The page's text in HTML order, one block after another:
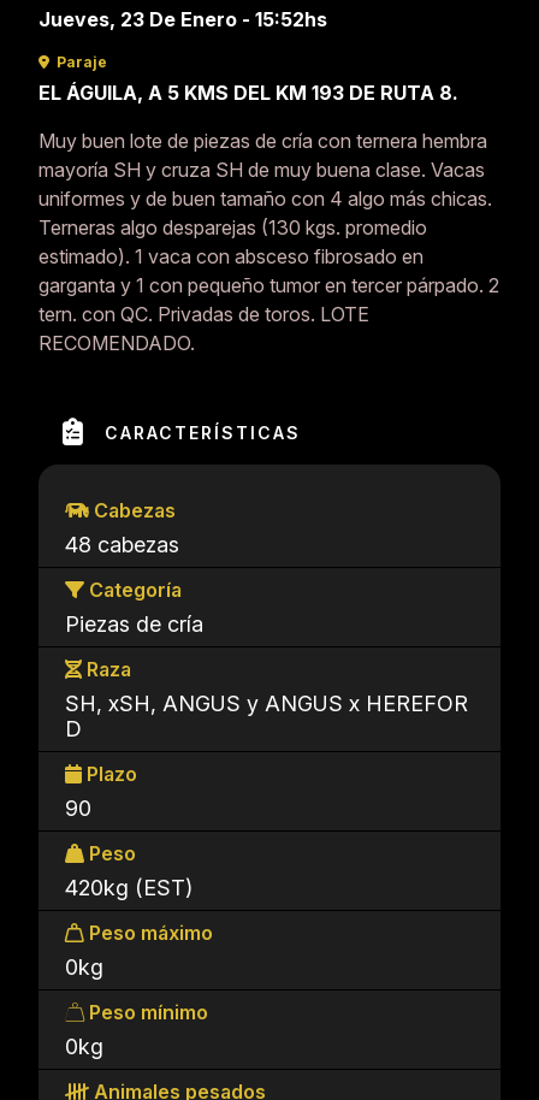
Jueves, 23 De Enero - 15:52hs
Paraje
EL ÁGUILA, A 5 KMS DEL KM 193 DE RUTA 8.
Muy buen lote de piezas de cría con ternera hembra
mayoría SH y cruza SH de muy buena clase. Vacas
uniformes y de buen tamaño con 4 algo más chicas.
Terneras algo desparejas (130 kgs. promedio
estimado). 1 vaca con absceso fibrosado en
garganta y 1 con pequeño tumor en tercer párpado. 2
tern. con QC. Privadas de toros. LOTE
RECOMENDADO.
CARACTERÍSTICAS
Cabezas
48 cabezas
Categoría
Piezas de cría
Raza
SH, xSH, ANGUS y ANGUS x HEREFOR
D
Plazo
90
Peso
420kg (EST)
Peso máximo
0kg
Peso mínimo
0kg
Animales pesados